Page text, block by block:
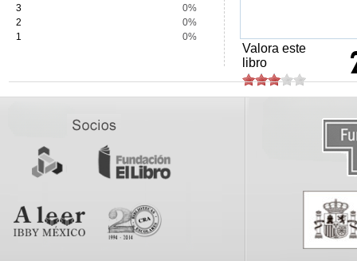
3
0%
2
0%
1
0%
Valora este
libro